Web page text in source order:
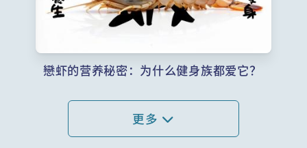
戀虾的营养秘密：为什么健身族都爱它？
更多